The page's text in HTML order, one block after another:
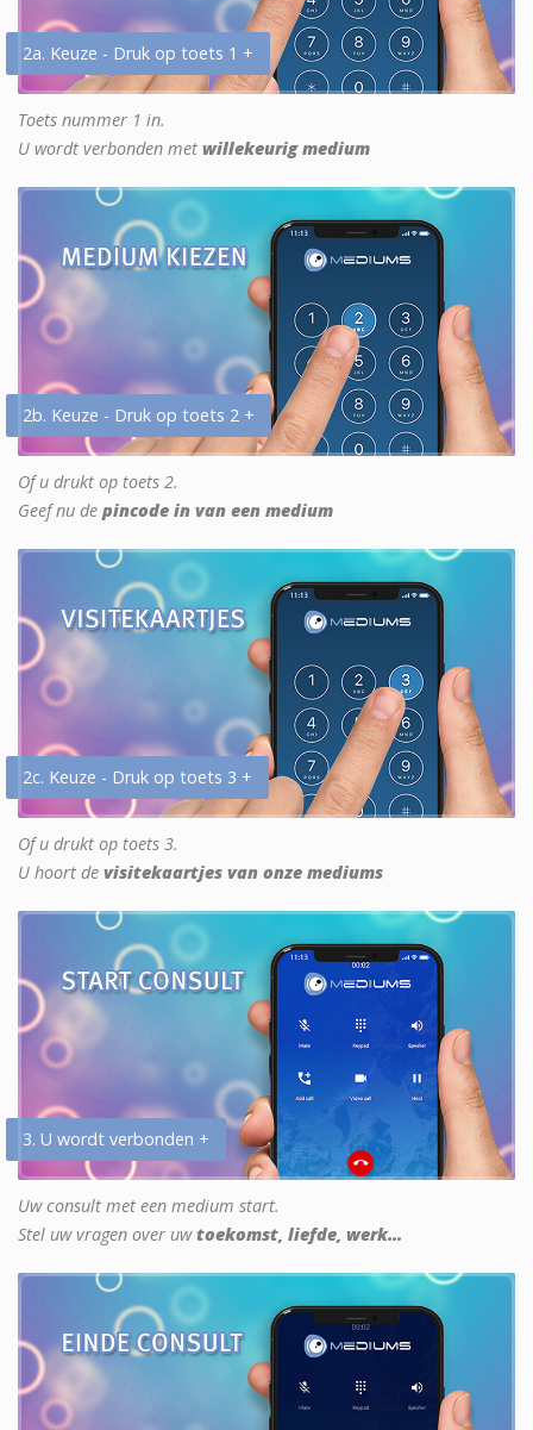
2a. Keuze - Druk op toets 1 +
Toets nummer 1 in.
U wordt verbonden met willekeurig medium
2b. Keuze - Druk op toets 2 +
Of u drukt op toets 2.
Geef nu de pincode in van een medium
2c. Keuze - Druk op toets 3 +
Of u drukt op toets 3.
U hoort de visitekaartjes van onze mediums
3. U wordt verbonden +
Uw consult met een medium start.
Stel uw vragen over uwtoekomst, liefde, werk...